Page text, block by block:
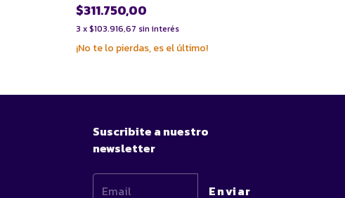
$311.750,00
3 x$103.916,67 sin interés
¡No te lo pierdas, es el último!
Suscribite a nuestro
newsletter